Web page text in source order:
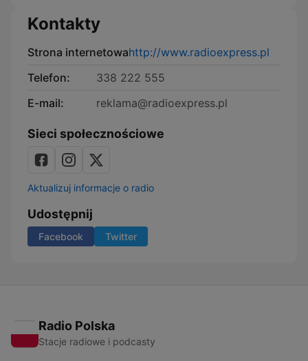
Kontakty
Strona internetowahttp://www.radioexpress.pl
Telefon:
338 222 555
E-mail:
reklama@radioexpress.pl
Sieci społecznościowe
Aktualizuj informacje o radio
Udostępnij
Facebook Twitter
Radio Polska
Stacje radiowe i podcasty